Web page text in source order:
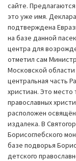
сайте.
это уже имя.
подтверждена
на базе данной
центра для
отметил сам
Московской
центральная часть
христиан. Это место
православных
расположен
издалека. В
Борисоглебского
базе подворья
детского